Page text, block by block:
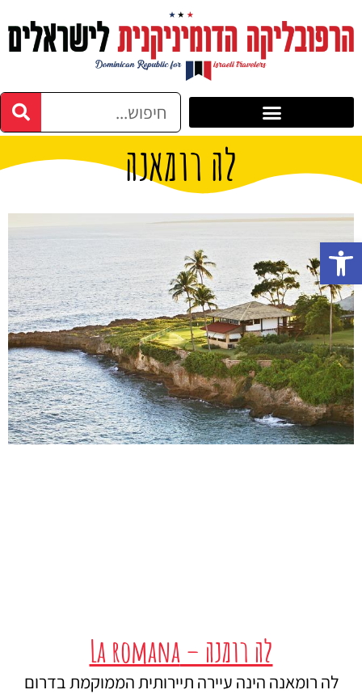
לה רומאנה
לה רומנה – La romana
לה רומאנה הינה עיירה תיירותית הממוקמת בדרום
פתח סרגל נגישות